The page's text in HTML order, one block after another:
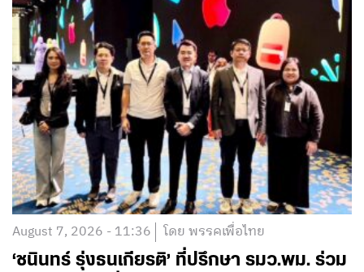
August 7, 2026 - 11:36 โดย พรรคเพื่อไทย
‘ชนินทร์ รุ่งธนเกียรติ’ ที่ปรึกษา รมว.พม. ร่วม